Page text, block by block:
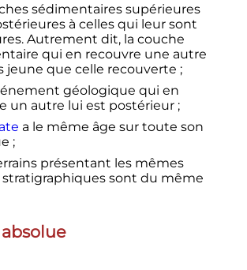
sédimentaires supérieures
à celles qui leur sont
Autrement dit, la couche
qui en recouvre une autre
jeune que celle recouverte ;
géologique qui en
un autre lui est postérieur ;
a le même âge sur toute son
;
présentant les mêmes
stratigraphiques sont du même